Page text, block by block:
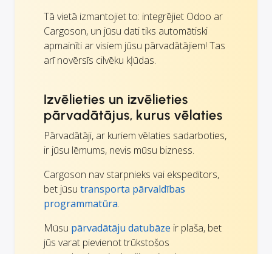
Tā vietā izmantojiet to: integrējiet Odoo ar
Cargoson, un jūsu dati tiks automātiski
apmainīti ar visiem jūsu pārvadātājiem! Tas
arī novērsīs cilvēku kļūdas.
Izvēlieties un izvēlieties
pārvadātājus, kurus vēlaties
Pārvadātāji, ar kuriem vēlaties sadarboties,
ir jūsu lēmums, nevis mūsu bizness.
Cargoson nav starpnieks vai ekspeditors,
bet jūsu transporta pārvaldības
programmatūra.
Mūsu pārvadātāju datubāze ir plaša, bet
jūs varat pievienot trūkstošos